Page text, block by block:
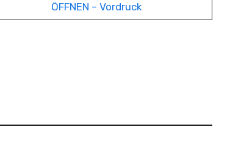
ÖFFNEN – Vordruck